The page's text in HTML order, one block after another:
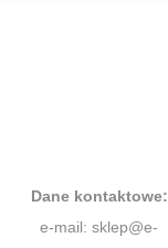
Dane kontaktowe:
e-mail: sklep@e-